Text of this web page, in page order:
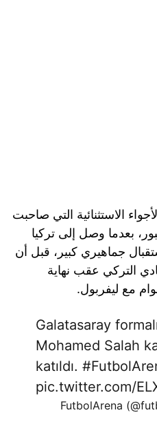
الاستثنائية التي صاحبت
بعدما وصل إلى تركيا
استقبال جماهيري كبير، قبل أن
التركي عقب نهاية
مع ليفربول.
Galatasaray
Mohamed Salah
katıldı.
pic.twitter.com/